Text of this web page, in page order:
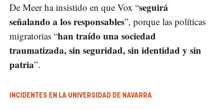
De Meer ha insistido en que Vox “seguirá
señalando a los responsables”, porque las políticas
migratorias “han traído una sociedad
traumatizada, sin seguridad, sin identidad y sin
patria”.
INCIDENTES EN LA UNIVERSIDAD DE NAVARRA